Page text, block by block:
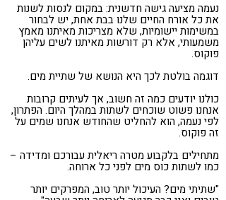
נעמה מציעה גישה חדשנית: במקום לנסות לשנות
את כל אורח החיים שלנו בבת אחת, יש לבחור
במשימות יישומיות, שלא מצריכות מאיתנו מאמץ
משמעותי, אלא רק דורשות מאיתנו לשים עליהן
פוקוס.
דוגמה בולטת לכך היא הנושא של שתיית מים.
כולנו יודעים כמה זה חשוב, אך לעיתים קרובות
אנחנו פשוט שוכחים לשתות במהלך היום. הפתרון,
לפי נעמה, הוא להחליט שהחודש אנחנו שמים על
זה פוקוס.
מתחילים בלקבוע מטרה ריאלית עבורכם ומדידה –
כמו לשתות כוס מים לפני כל ארוחה.
"שתיתי מים? העיכול יותר טוב, המפרקים יותר